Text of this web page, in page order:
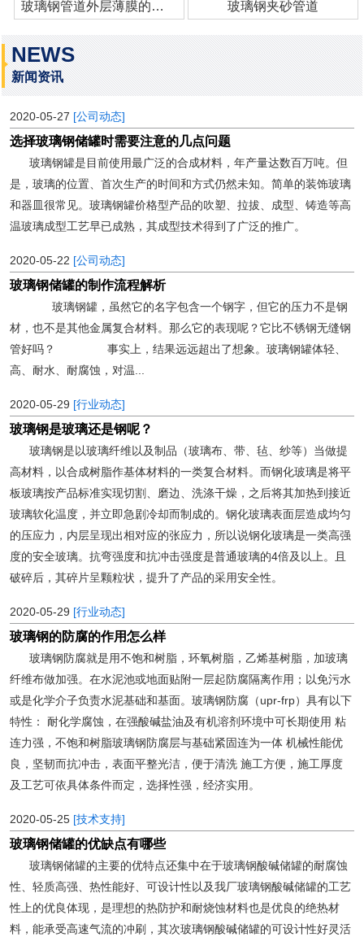
玻璃钢管道外层薄膜的作用 玻璃钢夹砂管道
NEWS
新闻资讯
2020-05-27 [公司动态]
选择玻璃钢储罐时需要注意的几点问题
玻璃钢罐是目前使用最广泛的合成材料，年产量达数百万吨。但
是，玻璃的位置、首次生产的时间和方式仍然未知。简单的装饰玻璃
和器皿很常见。玻璃钢罐价格型产品的吹塑、拉拔、成型、铸造等高
温玻璃成型工艺早已成熟，其成型技术得到了广泛的推广。
2020-05-22 [公司动态]
玻璃钢储罐的制作流程解析
玻璃钢罐，虽然它的名字包含一个钢字，但它的压力不是钢
材，也不是其他金属复合材料。那么它的表现呢？它比不锈钢无缝钢
管好吗？ 事实上，结果远远超出了想象。玻璃钢罐体轻、
高、耐水、耐腐蚀，对温...
2020-05-29 [行业动态]
玻璃钢是玻璃还是钢呢？
玻璃钢是以玻璃纤维以及制品（玻璃布、带、毡、纱等）当做提
高材料，以合成树脂作基体材料的一类复合材料。而钢化玻璃是将平
板玻璃按产品标准实现切割、磨边、洗涤干燥，之后将其加热到接近
玻璃软化温度，并立即急剧冷却而制成的。钢化玻璃表面层造成均匀
的压应力，内层呈现出相对应的张应力，所以说钢化玻璃是一类高强
度的安全玻璃。抗弯强度和抗冲击强度是普通玻璃的4倍及以上。且
破碎后，其碎片呈颗粒状，提升了产品的采用安全性。
2020-05-29 [行业动态]
玻璃钢的防腐的作用怎么样
玻璃钢防腐就是用不饱和树脂，环氧树脂，乙烯基树脂，加玻璃
纤维布做加强。在水泥池或地面贴附一层起防腐隔离作用；以免污水
或是化学介子负责水泥基础和基面。玻璃钢防腐（upr-frp）具有以下
特性： 耐化学腐蚀，在强酸碱盐油及有机溶剂环境中可长期使用 粘
连力强，不饱和树脂玻璃钢防腐层与基础紧固连为一体 机械性能优
良，坚韧而抗冲击，表面平整光洁，便于清洗 施工方便，施工厚度
及工艺可依具体条件而定，选择性强，经济实用。
2020-05-25 [技术支持]
玻璃钢储罐的优缺点有哪些
玻璃钢储罐的主要的优特点还集中在于玻璃钢酸碱储罐的耐腐蚀
性、轻质高强、热性能好、可设计性以及我厂玻璃钢酸碱储罐的工艺
性上的优良体现，是理想的热防护和耐烧蚀材料也是优良的绝热材
料，能承受高速气流的冲刷，其次玻璃钢酸碱储罐的可设计性好灵活